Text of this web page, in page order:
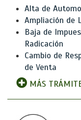
Alta de
Ampliación de
Baja de
Radicación
Cambio de
de Venta
MÁS